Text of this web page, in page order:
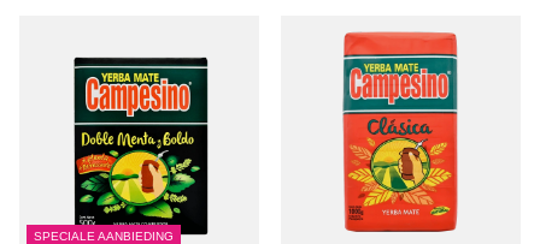
SPECIALE AANBIEDING